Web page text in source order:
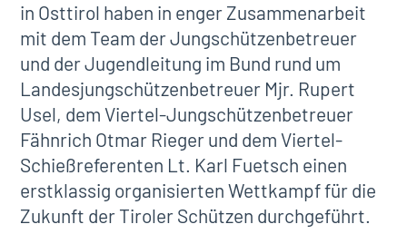
in Osttirol haben in enger Zusammenarbeit
mit dem Team der Jungschützenbetreuer
und der Jugendleitung im Bund rund um
Landesjungschützenbetreuer Mjr. Rupert
Usel, dem Viertel-Jungschützenbetreuer
Fähnrich Otmar Rieger und dem Viertel-
Schießreferenten Lt. Karl Fuetsch einen
erstklassig organisierten Wettkampf für die
Zukunft der Tiroler Schützen durchgeführt.